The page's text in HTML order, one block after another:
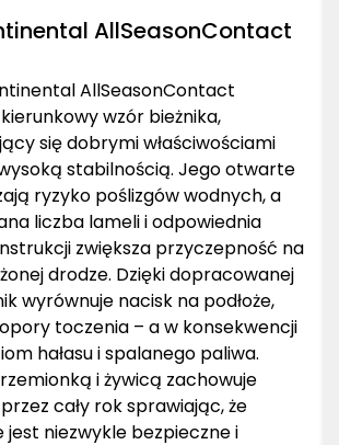
AllSeasonContact
AllSeasonContact
wzór bieżnika,
się dobrymi właściwościami
stabilnością. Jego otwarte
ryzyko poślizgów wodnych, a
liczba lameli i odpowiednia
zwiększa przyczepność na
drodze. Dzięki dopracowanej
wyrównuje nacisk na podłoże,
toczenia – a w konsekwencji
hałasu i spalanego paliwa.
i żywicą zachowuje
cały rok sprawiając, że
jest niezwykle bezpieczne i